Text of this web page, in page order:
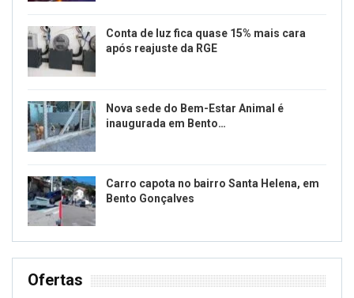
Conta de luz fica quase 15% mais cara
após reajuste da RGE
Nova sede do Bem-Estar Animal é
inaugurada em Bento…
Carro capota no bairro Santa Helena, em
Bento Gonçalves
Ofertas